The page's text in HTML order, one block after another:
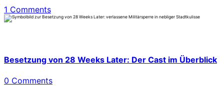
1 Comments
Besetzung von 28 Weeks Later: Der Cast im Überblick
0 Comments